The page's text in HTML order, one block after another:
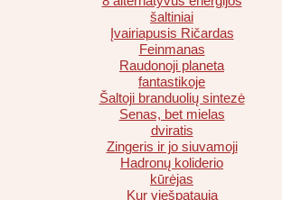
šaltiniai
Įvairiapusis Ričardas
Feinmanas
Raudonoji planeta
fantastikoje
Šaltoji branduolių sintezė
Senas, bet mielas
dviratis
Zingeris ir jo siuvamoji
Hadronų koliderio
kūrėjas
Kur viešpatauja